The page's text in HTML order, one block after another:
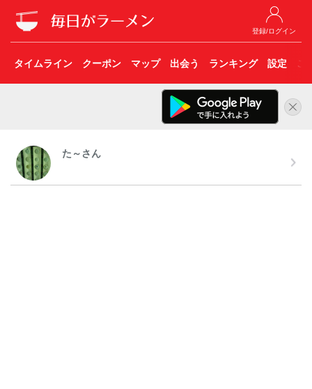
登録/ログイン
タイムライン クーポン マップ 出会う ランキング 設定 こ
た～さん